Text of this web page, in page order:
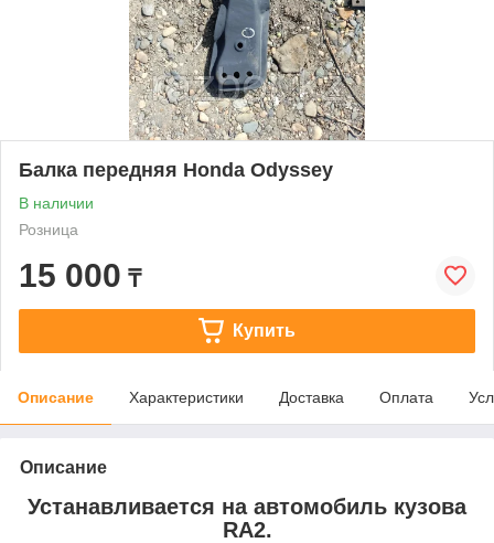
Балка передняя Honda Odyssey
В наличии
Розница
15 000 ₸
Купить
Описание Характеристики Доставка Оплата
Описание
Устанавливается на автомобиль кузова
RA2.